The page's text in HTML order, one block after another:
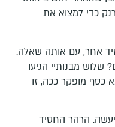
כדי למצוא את
אחר, עם אותה שאלה.
שלוש מבנותיי הגיעו
כסף מופקר ככה, זו
הרהר החסיד